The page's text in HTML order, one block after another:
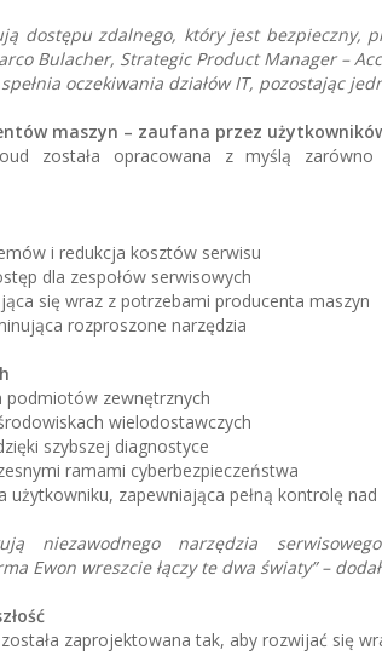
dostępu zdalnego, który jest bezpieczny,
Bulacher, Strategic Product Manager –
oczekiwania działów IT, pozostając
maszyn – zaufana przez
została opracowana z myślą
i redukcja kosztów serwisu
dla zespołów serwisowych
się wraz z potrzebami producenta maszyn
rozproszone narzędzia
podmiotów zewnętrznych
wielodostawczych
szybszej diagnostyce
ramami cyberbezpieczeństwa
użytkowniku, zapewniająca pełną kontrolę
niezawodnego narzędzia
Ewon wreszcie łączy te dwa światy” –
zaprojektowana tak, aby rozwijać się